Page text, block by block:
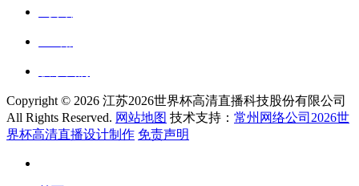
Copyright © 2026 江苏2026世界杯高清直播科技股份有限公司
All Rights Reserved. 网站地图 技术支持： 常州网络公司2026世
界杯高清直播设计制作 免责声明